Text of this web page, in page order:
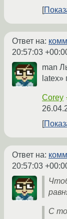
Ответ на:
20:57:03
man
latex»
Corey
Ответ на:
20:57:03
С